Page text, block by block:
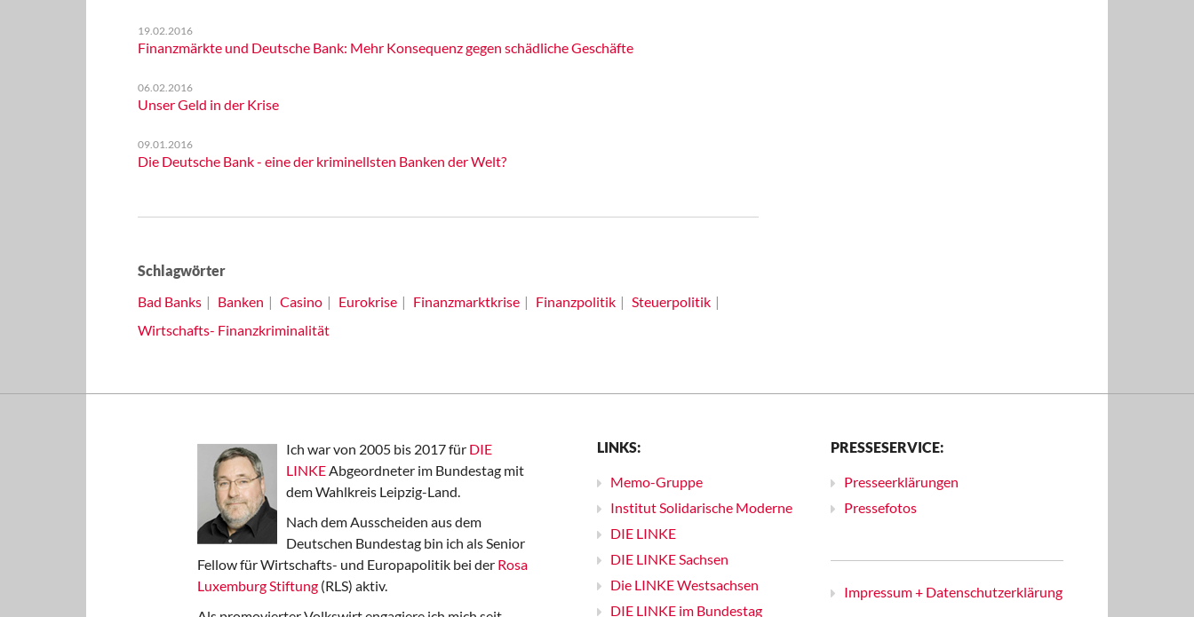
19.02.2016
Finanzmärkte und Deutsche Bank: Mehr Konsequenz gegen schädliche Geschäfte
06.02.2016
Unser Geld in der Krise
09.01.2016
Die Deutsche Bank - eine der kriminellsten Banken der Welt?
Schlagwörter
Bad Banks
Banken Casino Eurokrise Finanzmarktkrise Finanzpolitik
Steuerpolitik
Wirtschafts- Finanzkriminalität
Ich war von 2005 bis 2017 für DIE
LINKEAbgeordneter im Bundestag mit
dem Wahlkreis Leipzig-Land.
Nach dem Ausscheiden aus dem
Deutschen Bundestag bin ich als Senior
Fellow für Wirtschafts- und Europapolitik bei der Rosa
Luxemburg Stiftung (RLS) aktiv.
LINKS:
Memo-Gruppe
Institut Solidarische Moderne
DIE LINKE
DIE LINKE Sachsen
Die LINKE Westsachsen
DIE LINKE im Bundestag
PRESSESERVICE:
Presseerklärungen
Pressefotos
Impressum + Datenschutzerklärung